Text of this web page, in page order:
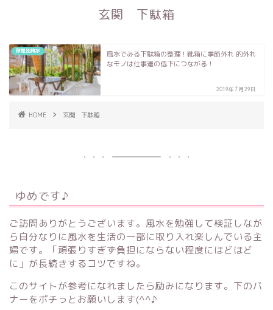
玄関 下駄箱
部屋別風水
風水でみる下駄箱の整理！靴箱に季節外れ 的外れ
なモノは仕事運の低下につながる！
2019年7月29日
HOME 玄関 下駄箱
ゆめです♪
ご訪問ありがとうございます。風水を勉強して検証しなが
ら自分なりに風水を生活の一部に取り入れ楽しんでいる主
婦です。「頑張りすぎず負担にならない程度にほどほど
に」が長続きするコツですね。
このサイトが参考になれましたら励みになります。下のバ
ナーをポチっとお願いします(^^♪